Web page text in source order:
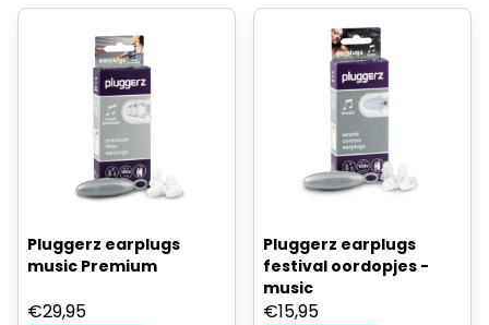
Pluggerz earplugs
music Premium
€29,95
Pluggerz earplugs
festival oordopjes -
music
€15,95